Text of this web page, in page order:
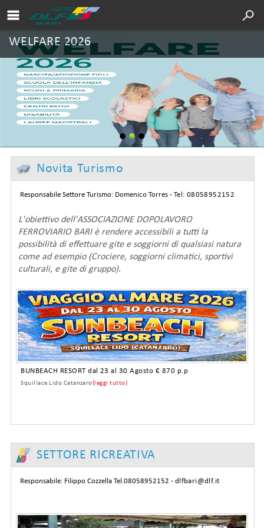
Area soci DLF
Cultura
Servizi
Sport
Turismo
WELFARE 2026
Novita Turismo
Responsabile Settore Turismo: Domenico Torres - Tel: 08058952152
L'obiettivo dell'ASSOCIAZIONE DOPOLAVORO
FERROVIARIO BARI è rendere accessibili a tutti la
possibilità di effettuare gite e soggiorni di qualsiasi natura
come ad esempio (Crociere, soggiorni climatici, sportivi
culturali, e gite di gruppo).
BUNBEACH RESORT dal 23 al 30 Agosto € 870 p.p
Squillace Lido Catanzaro(leggi tutto)
SETTORE RICREATIVA
Responsabile: Filippo Cozzella Tel.08058952152 - dlfbari@dlf.it